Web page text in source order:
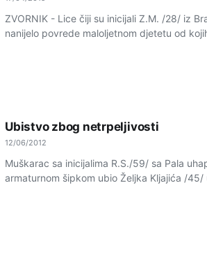
ZVORNIK - Lice čiji su inicijali Z.M. /28/ iz
nanijelo povrede maloljetnom djetetu od
Ubistvo zbog netrpeljivosti
12/06/2012
Muškarac sa inicijalima R.S./59/ sa Pala
armaturnom šipkom ubio Željka Kljajića /45/